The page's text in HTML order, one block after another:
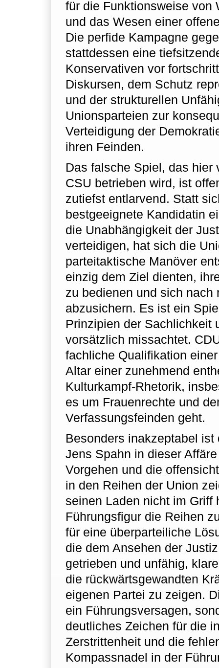
für die Funktionsweise von
und das Wesen einer
Die perfide Kampagne
stattdessen eine
Konservativen vor
Diskursen, dem Schutz
und der strukturellen
Unionsparteien zur
Verteidigung der
ihren Feinden.
Das falsche Spiel, das hier
CSU betrieben wird, ist
zutiefst entlarvend. Statt
bestgeeignete Kandidatin
die Unabhängigkeit der
verteidigen, hat sich die
parteitaktische Manöver
einzig dem Ziel dienten,
zu bedienen und sich nach
abzusichern. Es ist ein
Prinzipien der Sachlichkeit
vorsätzlich missachtet.
fachliche Qualifikation
Altar einer zunehmend
Kulturkampf-Rhetorik,
es um Frauenrechte und
Verfassungsfeinden geht.
Besonders inakzeptabel ist
Jens Spahn in dieser
Vorgehen und die
in den Reihen der Union
seinen Laden nicht im Griff
Führungsfigur die Reihen
für eine überparteiliche
die dem Ansehen der
getrieben und unfähig,
die rückwärtsgewandten
eigenen Partei zu zeigen.
ein Führungsversagen,
deutliches Zeichen für die
Zerstrittenheit und die
Kompassnadel in der